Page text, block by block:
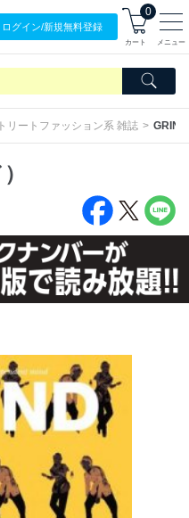
ログイン/新規無料登録
0
カート メニュー
リートファッション系 雑誌